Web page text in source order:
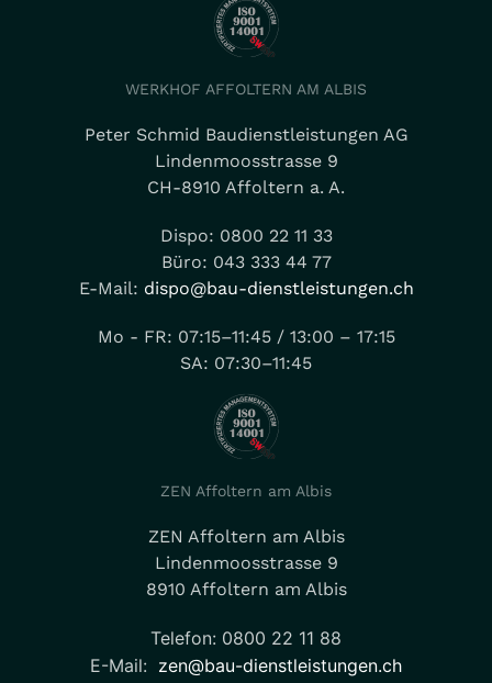
WERKHOF AFFOLTERN AM ALBIS
Peter Schmid Baudienstleistungen AG
Lindenmoosstrasse 9
CH-8910 Affoltern a. A.
Dispo: 0800 22 11 33
Büro: 043 333 44 77
E-Mail: dispo@bau-dienstleistungen.ch
Mo - FR: 07:15–11:45 / 13:00 – 17:15
SA: 07:30–11:45
ZEN Affoltern am Albis
ZEN Affoltern am Albis
Lindenmoosstrasse 9
8910 Affoltern am Albis
Telefon: 0800 22 11 88
E-Mail: zen@bau-dienstleistungen.ch